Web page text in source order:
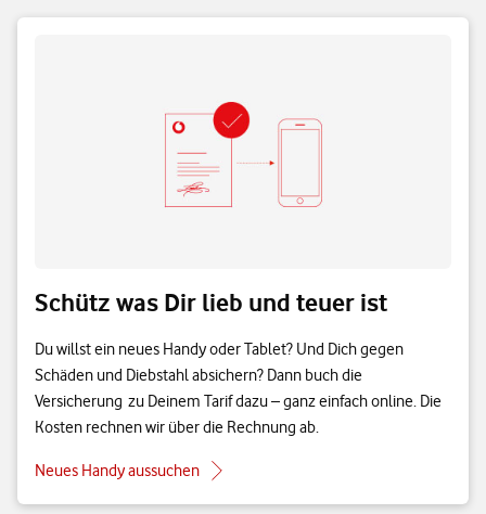
Schütz was Dir lieb und teuer ist
Du willst ein neues Handy oder Tablet? Und Dich gegen
Schäden und Diebstahl absichern? Dann buch die
Versicherung zu Deinem Tarif dazu – ganz einfach online. Die
Kosten rechnen wir über die Rechnung ab.
Neues Handy aussuchen